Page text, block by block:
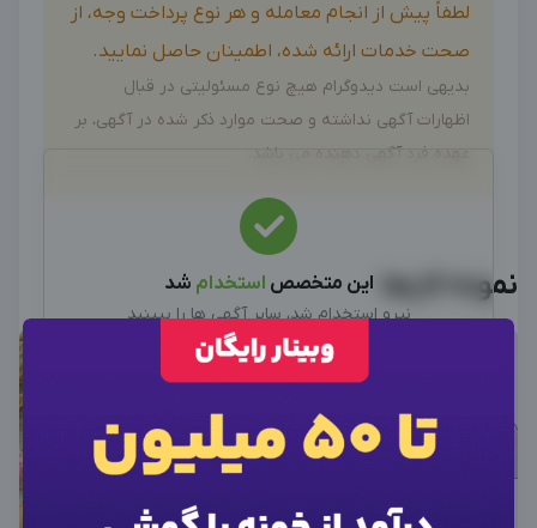
لطفاً پیش از انجام معامله و هر نوع پرداخت وجه، از
صحت خدمات ارائه شده، اطمینان حاصل نمایید.
بدیهی است دیدوگرام هیچ نوع مسئولیتی در قبال
اظهارات آگهی نداشته و صحت موارد ذکر شده در آگهی، بر
عهده فرد آگهی دهنده می باشد.
این متخصص استخدام شد
نیرو استخدام شد، سایر آگهی ها را ببینید
سایر متخصصین
نمونه کارها
اطلاعات تماس
ورود به حساب کاربری
شماره موبایل خود را وارد کنید
وارد حساب کاربری شوید